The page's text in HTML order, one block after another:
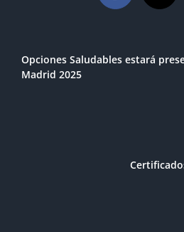
Opciones Saludables estará
Madrid 2025